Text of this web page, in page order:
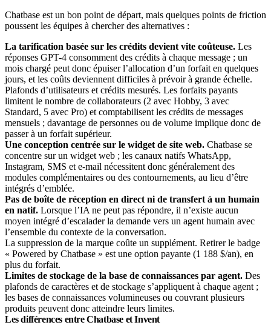
Chatbase est un bon point de départ, mais quelques points de friction
poussent les équipes à chercher des alternatives :
La tarification basée sur les crédits devient vite coûteuse. Les
réponses GPT-4 consomment des crédits à chaque message ; un
mois chargé peut donc épuiser l’allocation d’un forfait en quelques
jours, et les coûts deviennent difficiles à prévoir à grande échelle.
Plafonds d’utilisateurs et crédits mesurés. Les forfaits payants
limitent le nombre de collaborateurs (2 avec Hobby, 3 avec
Standard, 5 avec Pro) et comptabilisent les crédits de messages
mensuels ; davantage de personnes ou de volume implique donc de
passer à un forfait supérieur.
Une conception centrée sur le widget de site web. Chatbase se
concentre sur un widget web ; les canaux natifs WhatsApp,
Instagram, SMS et e-mail nécessitent donc généralement des
modules complémentaires ou des contournements, au lieu d’être
intégrés d’emblée.
Pas de boîte de réception en direct ni de transfert à un humain
en natif. Lorsque l’IA ne peut pas répondre, il n’existe aucun
moyen intégré d’escalader la demande vers un agent humain avec
l’ensemble du contexte de la conversation.
La suppression de la marque coûte un supplément. Retirer le badge
« Powered by Chatbase » est une option payante (1 188 $/an), en
plus du forfait.
Limites de stockage de la base de connaissances par agent. Des
plafonds de caractères et de stockage s’appliquent à chaque agent ;
les bases de connaissances volumineuses ou couvrant plusieurs
produits peuvent donc atteindre leurs limites.
Les différences entre Chatbase et Invent